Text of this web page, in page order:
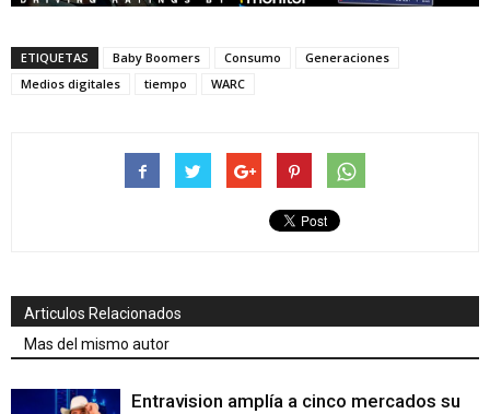
ETIQUETAS Baby Boomers Consumo
Generaciones
Medios digitales
tiempo WARC
Articulos Relacionados
Mas del mismo autor
Entravision amplía a cinco mercados su